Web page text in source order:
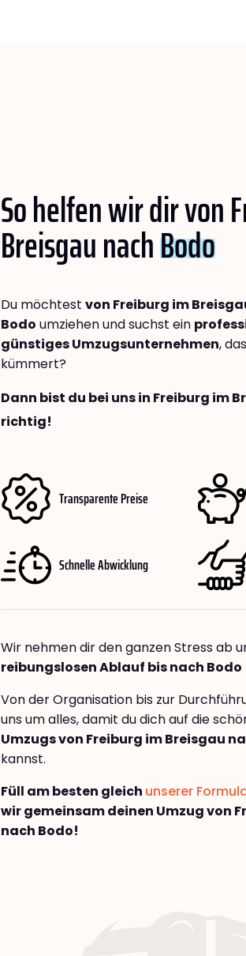
So helfen wir dir von
Breisgau nachBodo
Du möchtest von Freiburg im
Bodo umziehen und suchst ein
günstiges Umzugsunternehmen,
kümmert?
Dann bist du bei uns in Freiburg im
richtig!
Transparente Preise
Schnelle Abwicklung
Wir nehmen dir den ganzen Stress ab
reibungslosen Ablauf bis nach Bodo
Von der Organisation bis zur
uns um alles, damit du dich auf die
Umzugs von Freiburg im Breisgau
kannst.
Füll am besten gleich unserer
wir gemeinsam deinen Umzug von
nach Bodo!